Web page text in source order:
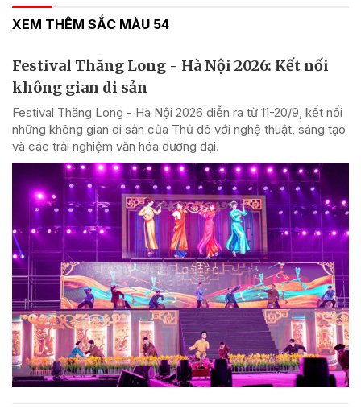
XEM THÊM SẮC MÀU 54
Festival Thăng Long - Hà Nội 2026: Kết nối
không gian di sản
Festival Thăng Long - Hà Nội 2026 diễn ra từ 11-20/9, kết nối
những không gian di sản của Thủ đô với nghệ thuật, sáng tạo
và các trải nghiệm văn hóa đương đại.